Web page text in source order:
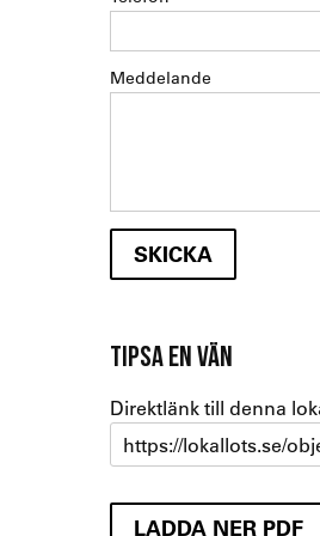
Meddelande
TIPSA EN VÄN
Direktlänk till denna
https://lokallots.se/
LADDA NER PDF